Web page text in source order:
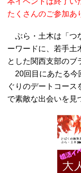
たくさんのご参加あ
ぶら・土木は「つ
ーワードに、若手土
とした関西支部のブ
20回目にあたる今
ぐりのデートコース
で素敵な出会いを見